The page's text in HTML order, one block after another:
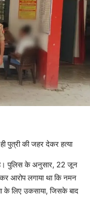
पुत्री की जहर देकर हत्या
है। पुलिस के अनुसार, 22 जून
आरोप लगाया था कि नमन
के लिए उकसाया, जिसके बाद